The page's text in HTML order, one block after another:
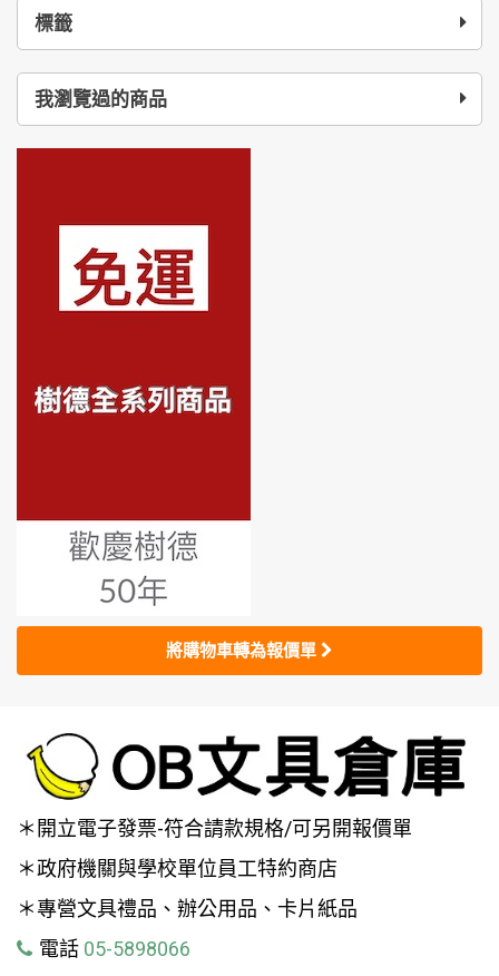
標籤
我瀏覽過的商品
將購物車轉為報價單
＊開立電子發票-符合請款規格/可另開報價單
＊政府機關與學校單位員工特約商店
＊專營文具禮品、辦公用品、卡片紙品
電話 05-5898066